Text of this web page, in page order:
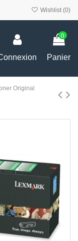
Wishlist (0)
0
Panier
Original